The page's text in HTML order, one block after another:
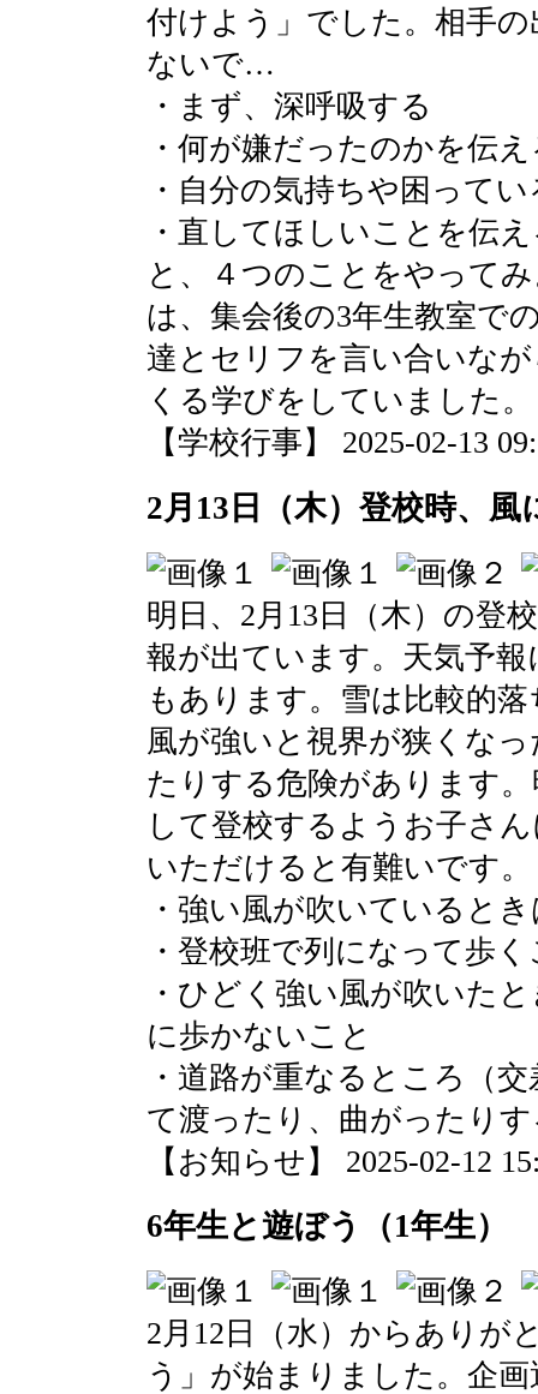
付けよう」でした。相手
ないで…
・まず、深呼吸する
・何が嫌だったのかを伝
・自分の気持ちや困って
・直してほしいことを伝
と、４つのことをやって
は、集会後の3年生教室で
達とセリフを言い合いな
くる学びをしていました。
【学校行事】 2025-02-13
2月13日（木）登校時、風
明日、2月13日（木）の登
報が出ています。天気予
もあります。雪は比較的
風が強いと視界が狭くな
たりする危険があります
して登校するようお子さ
いただけると有難いです。
・強い風が吹いていると
・登校班で列になって歩
・ひどく強い風が吹いた
に歩かないこと
・道路が重なるところ（
て渡ったり、曲がったり
【お知らせ】 2025-02-12
6年生と遊ぼう（1年生）
2月12日（水）からありが
う」が始まりました。企